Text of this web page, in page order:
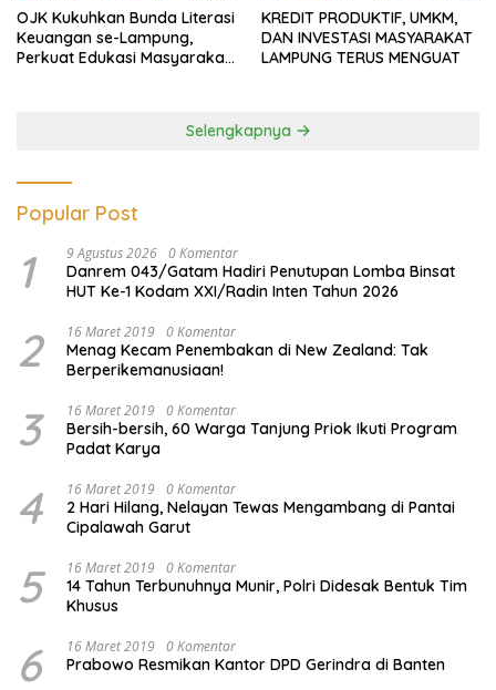
OJK Kukuhkan Bunda Literasi
Keuangan se-Lampung,
Perkuat Edukasi Masyarakat
KREDIT PRODUKTIF, UMKM,
DAN INVESTASI MASYARAKAT
LAMPUNG TERUS MENGUAT
Selengkapnya
Popular Post
1 9 Agustus 2026 0 Komentar
Danrem 043/Gatam Hadiri Penutupan Lomba Binsat
HUT Ke-1 Kodam XXI/Radin Inten Tahun 2026
2 16 Maret 2019 0 Komentar
Menag Kecam Penembakan di New Zealand: Tak
Berperikemanusiaan!
3 16 Maret 2019 0 Komentar
Bersih-bersih, 60 Warga Tanjung Priok Ikuti Program
Padat Karya
4 16 Maret 2019 0 Komentar
2 Hari Hilang, Nelayan Tewas Mengambang di Pantai
Cipalawah Garut
5 16 Maret 2019 0 Komentar
14 Tahun Terbunuhnya Munir, Polri Didesak Bentuk Tim
Khusus
6 16 Maret 2019 0 Komentar
Prabowo Resmikan Kantor DPD Gerindra di Banten